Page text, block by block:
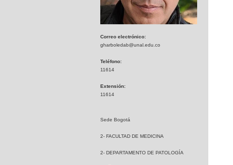
Correo electrónico:
gharboledab@unal.edu.co
Teléfono:
11614
Extensión:
11614
Sede Bogotá
2- FACULTAD DE MEDICINA
2- DEPARTAMENTO DE PATOLOGÍA